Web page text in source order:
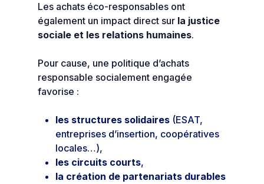
Les achats éco-responsables ont
également un impact direct sur la justice
sociale et les relations humaines.
Pour cause, une politique d’achats
responsable socialement engagée
favorise :
les structures solidaires (ESAT,
entreprises d’insertion, coopératives
locales…),
les circuits courts,
la création de partenariats durables